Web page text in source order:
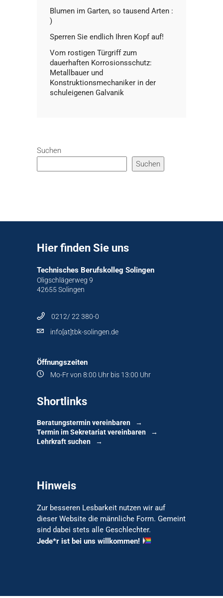
Blumen im Garten, so tausend Arten :
)
Sperren Sie endlich Ihren Kopf auf!
Vom rostigen Türgriff zum
dauerhaften Korrosionsschutz:
Metallbauer und
Konstruktionsmechaniker in der
schuleigenen Galvanik
Suchen
Suchen
Hier finden Sie uns
Technisches Berufskolleg Solingen
Oligschlägerweg 9
42655 Solingen
0212/ 22 380-0
info[at]tbk-solingen.de
Öffnungszeiten
Mo-Fr von 8:00 Uhr bis 13:00 Uhr
Shortlinks
Beratungstermin vereinbaren
Termin im Sekretariat vereinbaren
Lehrkraft suchen
Hinweis
Zur besseren Lesbarkeit nutzen wir auf
dieser Website die männliche Form. Gemeint
sind dabei stets alle Geschlechter.
Jede*r ist bei uns willkommen!